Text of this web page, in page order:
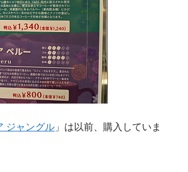
ジャングル 」は以前、購入していま